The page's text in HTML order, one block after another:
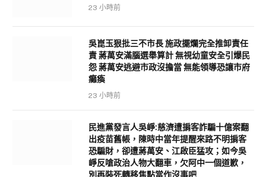
23 小時前
吳崑玉狠批三不市長 施政擺爛完全推卸責任
責 蔣萬安滿腦選舉算計 無視幼童安全引爆民
怨 蔣萬安逃避市政沒擔當 無能領導恐讓市府
癱瘓
23 小時前
民進黨發言人吳崢:慈濟遭掮客詐騙十億案翻
出疫苗舊帳，陳時中當年提醒來路不明掮客
恐騙財，卻遭蔣萬安、江啟臣猛攻；如今吳
崢反嗆政治人物大翻車，欠阿中一個道歉，
別再裝死轉移焦點當作沒事吧